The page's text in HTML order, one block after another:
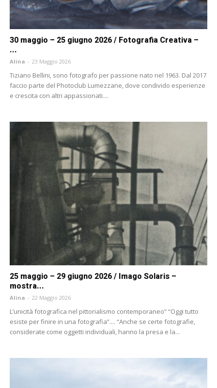
30 maggio – 25 giugno 2026 / Fotografia Creativa –
...
Alina - 23 Maggio 2026
Tiziano Bellini, sono fotografo per passione nato nel 1963. Dal 2017
faccio parte del Photoclub Lumezzane, dove condivido esperienze
e crescita con altri appassionati....
25 maggio – 29 giugno 2026 / Imago Solaris –
mostra...
Alina - 22 Maggio 2026
L’unicità fotografica nel pittorialismo contemporaneo” “Oggi tutto
esiste per finire in una fotografia”.... “Anche se certe fotografie,
considerate come oggetti individuali, hanno la presa e la...